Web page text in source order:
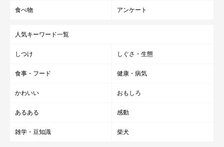
@KOOL2015
んなふくちゃんの飼い主さんからは、
うね」
食べ物 アンケート
人気キーワード一覧
しつけ しぐさ・生態
食事・フード 健康・病気
かわいい おもしろ
あるある 感動
雑学・豆知識 柴犬